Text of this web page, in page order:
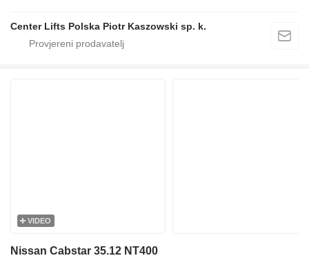
Center Lifts Polska Piotr Kaszowski sp. k.
VIDEO
Nissan Cabstar 35.12 NT400